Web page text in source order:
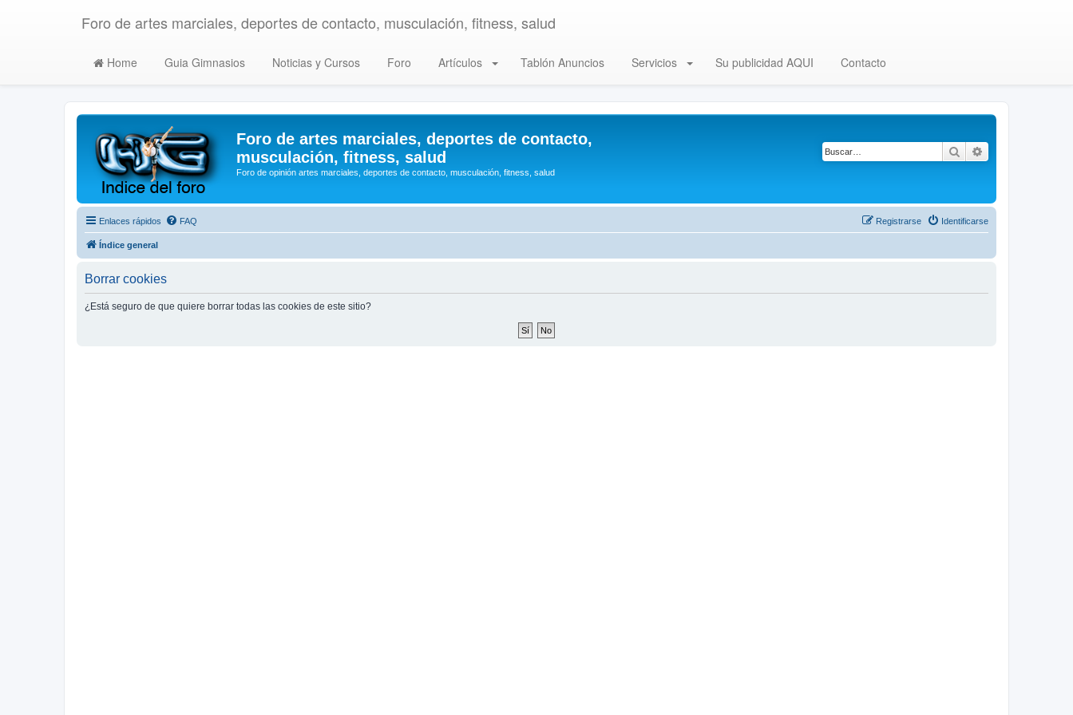
Foro de artes marciales, deportes de contacto, musculación, fitness, salud
Home Guia Gimnasios Noticias y Cursos Foro Artículos Tablón Anuncios Servicios Su publicidad AQUI Contacto
Foro de artes marciales, deportes de contacto,
musculación, fitness, salud
Foro de opinión artes marciales, deportes de contacto, musculación, fitness, salud
Buscar
Enlaces rápidos FAQ Identificarse
Registrarse
Índice general
Borrar cookies
¿Está seguro de que quiere borrar todas las cookies de este sitio?